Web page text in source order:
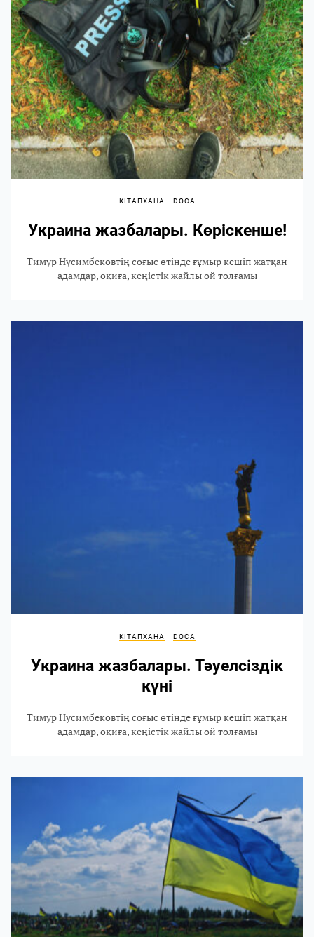
КІТАПХАНА DOCA
Украина жазбалары. Көріскенше!
Тимур Нусимбековтің соғыс өтінде ғұмыр кешіп жатқан
адамдар, оқиға, кеңістік жайлы ой толғамы
КІТАПХАНА DOCA
Украина жазбалары. Тәуелсіздік
күні
Тимур Нусимбековтің соғыс өтінде ғұмыр кешіп жатқан
адамдар, оқиға, кеңістік жайлы ой толғамы